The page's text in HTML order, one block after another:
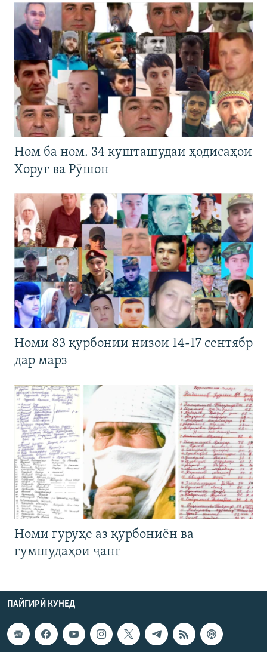
Ном ба ном. 34 кушташудаи ҳодисаҳои
Хоруғ ва Рӯшон
Номи 83 қурбонии низои 14-17 сентябр
дар марз
Номи гуруҳе аз қурбониён ва
гумшудаҳои ҷанг
ПАЙГИРӢ КУНЕД